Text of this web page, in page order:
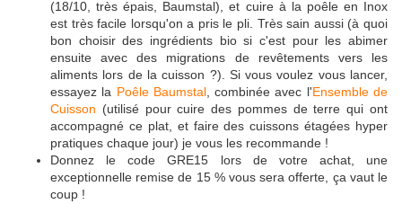
(18/10, très épais, Baumstal), et cuire à la poêle en Inox
est très facile lorsqu'on a pris le pli. Très sain aussi (à quoi
bon choisir des ingrédients bio si c'est pour les abimer
ensuite avec des migrations de revêtements vers les
aliments lors de la cuisson ?). Si vous voulez vous lancer,
essayez la Poêle Baumstal, combinée avec l'Ensemble de
Cuisson (utilisé pour cuire des pommes de terre qui ont
accompagné ce plat, et faire des cuissons étagées hyper
pratiques chaque jour) je vous les recommande !
Donnez le code GRE15 lors de votre achat, une
exceptionnelle remise de 15 % vous sera offerte, ça vaut le
coup !